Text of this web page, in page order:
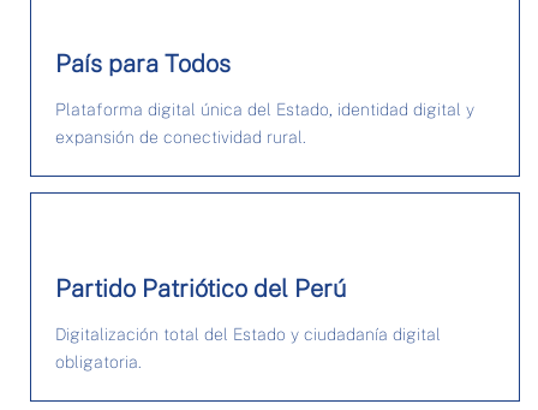
País para Todos
Plataforma digital única del Estado, identidad digital y
expansión de conectividad rural.
Partido Patriótico del Perú
Digitalización total del Estado y ciudadanía digital
obligatoria.